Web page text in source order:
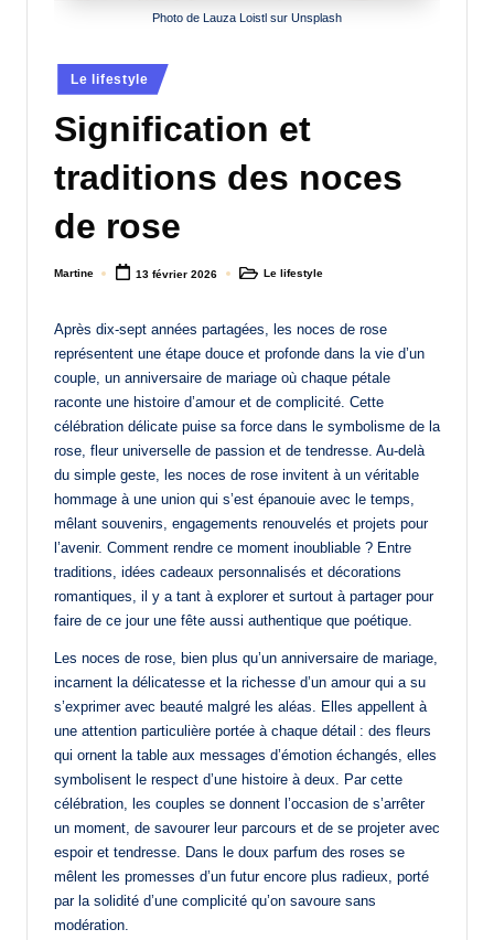
Photo de Lauza Loistl sur Unsplash
Posted
in
Le lifestyle
Signification et
traditions des noces
de rose
Posted
Martine 13 février 2026
PostedLe lifestyle
Après dix-sept années partagées, les noces de rose
représentent une étape douce et profonde dans la vie d’un
couple, un anniversaire de mariage où chaque pétale
raconte une histoire d’amour et de complicité. Cette
célébration délicate puise sa force dans le symbolisme de la
rose, fleur universelle de passion et de tendresse. Au-delà
du simple geste, les noces de rose invitent à un véritable
hommage à une union qui s’est épanouie avec le temps,
mêlant souvenirs, engagements renouvelés et projets pour
l’avenir. Comment rendre ce moment inoubliable ? Entre
traditions, idées cadeaux personnalisés et décorations
romantiques, il y a tant à explorer et surtout à partager pour
faire de ce jour une fête aussi authentique que poétique.
Les noces de rose, bien plus qu’un anniversaire de mariage,
incarnent la délicatesse et la richesse d’un amour qui a su
s’exprimer avec beauté malgré les aléas. Elles appellent à
une attention particulière portée à chaque détail : des fleurs
qui ornent la table aux messages d’émotion échangés, elles
symbolisent le respect d’une histoire à deux. Par cette
célébration, les couples se donnent l’occasion de s’arrêter
un moment, de savourer leur parcours et de se projeter avec
espoir et tendresse. Dans le doux parfum des roses se
mêlent les promesses d’un futur encore plus radieux, porté
par la solidité d’une complicité qu’on savoure sans
modération.